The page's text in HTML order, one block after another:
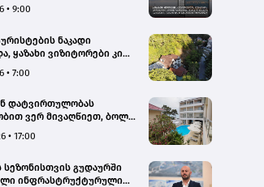
ფარგლებში სტატიები
• 9:00
ნაკადი
ყაზახი ვიზიტორები კი
• 7:00
დატვირთულობას
ვერ მივაღწიეთ, ბოლო
- Kobuleti Beach Club
• 17:00
სეზონისთვის გუდაურში
ინფრასტრუქტურული